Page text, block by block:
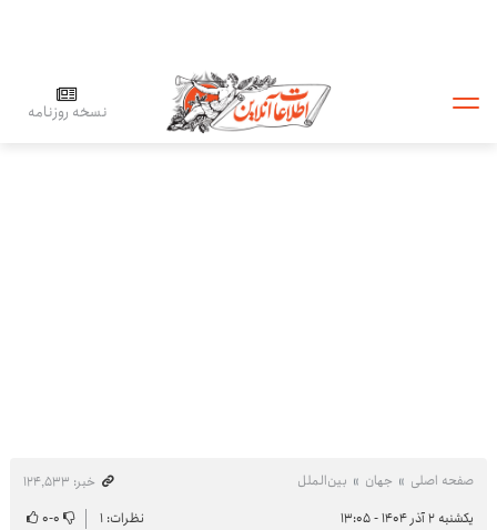
نسخه روزنامه
صفحه اصلی جهان بین‌الملل
خبر: ۱۲۴٬۵۳۳
یکشنبه ۲ آذر ۱۴۰۴ - ۱۳:۰۵
نظرات: ۱ ۰-۰